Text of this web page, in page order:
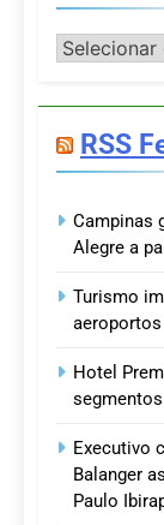
Postagens
RSS
Campinas
Alegre a
Turismo
aeroportos
Hotel
Executivo
Balanger
Paulo